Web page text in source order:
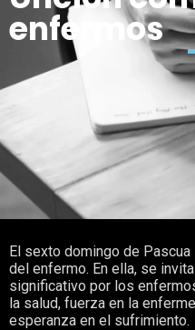
enfermos
El sexto domingo de
del enfermo. En ella, se
significativo por los
la salud, fuerza en la
esperanza en el sufrimiento.